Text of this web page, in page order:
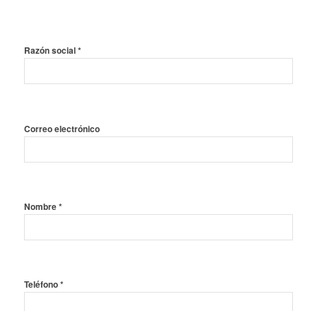
Razón social *
Correo electrónico
Nombre *
Teléfono *